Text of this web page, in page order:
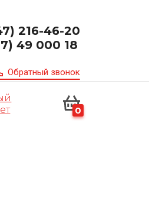
216-46-20
49 000 18
Обратный звонок
0